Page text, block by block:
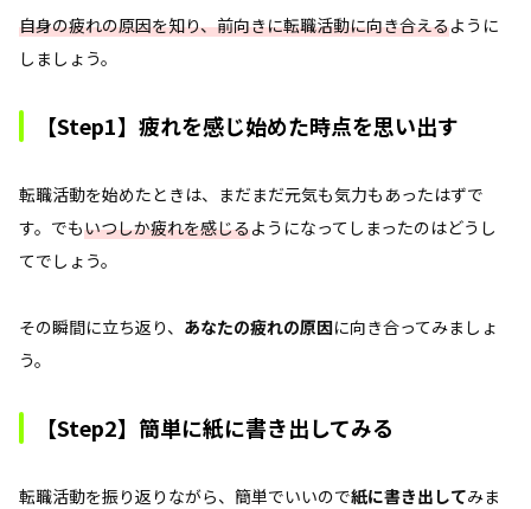
自身の疲れの原因を知り、前向きに転職活動に向き合えるように
しましょう。
【Step1】疲れを感じ始めた時点を思い出す
転職活動を始めたときは、まだまだ元気も気力もあったはずで
す。でもいつしか疲れを感じるようになってしまったのはどうし
てでしょう。
その瞬間に立ち返り、 あなたの疲れの原因に向き合ってみましょ
う。
【Step2】簡単に紙に書き出してみる
転職活動を振り返りながら、簡単でいいので紙に書き出してみま